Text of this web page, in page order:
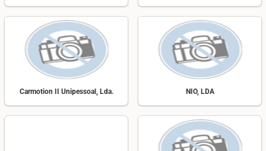
Carmotion II Unipessoal, Lda. NIO, LDA